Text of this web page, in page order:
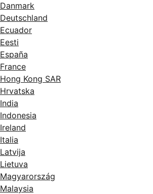
Danmark
Deutschland
Ecuador
Eesti
España
France
Hong Kong SAR
Hrvatska
India
Indonesia
Ireland
Italia
Latvija
Lietuva
Magyarország
Malaysia